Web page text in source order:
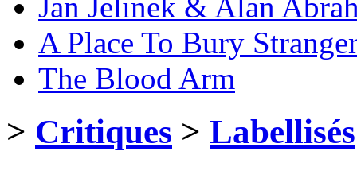
A Place To Bury
The Blood Arm
> Critiques > Labellisés